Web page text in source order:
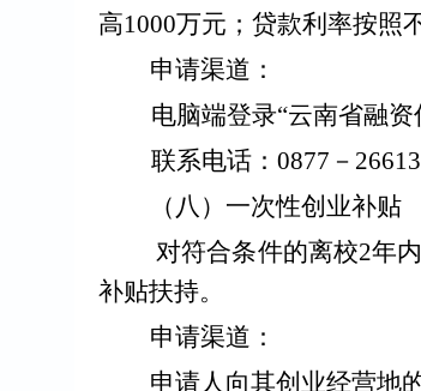
高1000万元；贷款利率按照
申请渠道：
电脑端登录“云南省融资
联系电话： 0877 －
（ 八 ）一次性创业补贴
对符合条件的离校2年
补贴扶持。
申请渠道：
申请人向其创业经营地